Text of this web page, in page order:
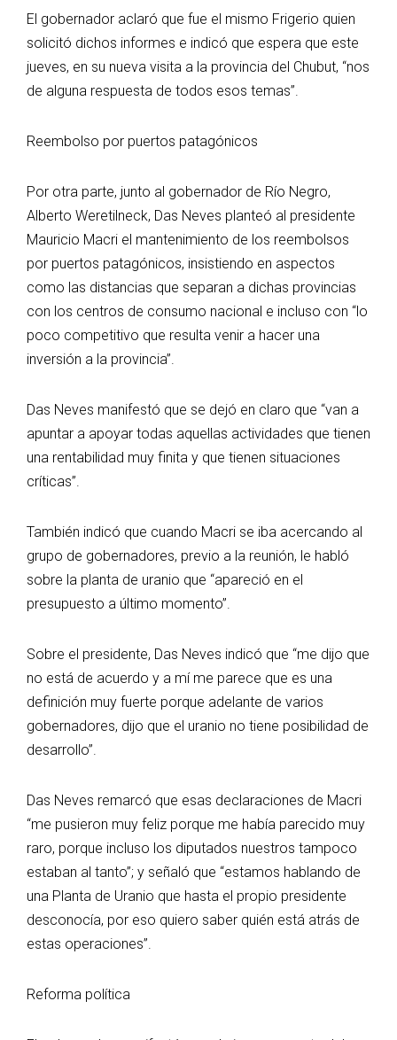
El gobernador aclaró que fue el mismo Frigerio quien
solicitó dichos informes e indicó que espera que este
jueves, en su nueva visita a la provincia del Chubut, “nos
de alguna respuesta de todos esos temas”.
Reembolso por puertos patagónicos
Por otra parte, junto al gobernador de Río Negro,
Alberto Weretilneck, Das Neves planteó al presidente
Mauricio Macri el mantenimiento de los reembolsos
por puertos patagónicos, insistiendo en aspectos
como las distancias que separan a dichas provincias
con los centros de consumo nacional e incluso con “lo
poco competitivo que resulta venir a hacer una
inversión a la provincia”.
Das Neves manifestó que se dejó en claro que “van a
apuntar a apoyar todas aquellas actividades que tienen
una rentabilidad muy finita y que tienen situaciones
críticas”.
También indicó que cuando Macri se iba acercando al
grupo de gobernadores, previo a la reunión, le habló
sobre la planta de uranio que “apareció en el
presupuesto a último momento”.
Sobre el presidente, Das Neves indicó que “me dijo que
no está de acuerdo y a mí me parece que es una
definición muy fuerte porque adelante de varios
gobernadores, dijo que el uranio no tiene posibilidad de
desarrollo”.
Das Neves remarcó que esas declaraciones de Macri
“me pusieron muy feliz porque me había parecido muy
raro, porque incluso los diputados nuestros tampoco
estaban al tanto”; y señaló que “estamos hablando de
una Planta de Uranio que hasta el propio presidente
desconocía, por eso quiero saber quién está atrás de
estas operaciones”.
Reforma política